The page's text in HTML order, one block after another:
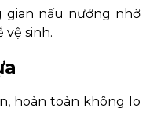
gian nấu nướng nhờ
vệ sinh.
hoàn toàn không lo